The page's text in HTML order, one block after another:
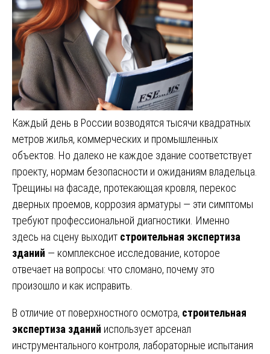
Каждый день в России возводятся тысячи квадратных
метров жилья, коммерческих и промышленных
объектов. Но далеко не каждое здание соответствует
проекту, нормам безопасности и ожиданиям владельца.
Трещины на фасаде, протекающая кровля, перекос
дверных проемов, коррозия арматуры — эти симптомы
требуют профессиональной диагностики. Именно
здесь на сцену выходит строительная экспертиза
зданий — комплексное исследование, которое
отвечает на вопросы: что сломано, почему это
произошло и как исправить.
В отличие от поверхностного осмотра, строительная
экспертиза зданий использует арсенал
инструментального контроля, лабораторные испытания